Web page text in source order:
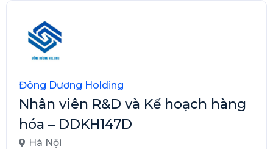
Đông Dương Holding
Nhân viên R&D và Kế hoạch hàng
hóa – DDKH147D
Hà Nội